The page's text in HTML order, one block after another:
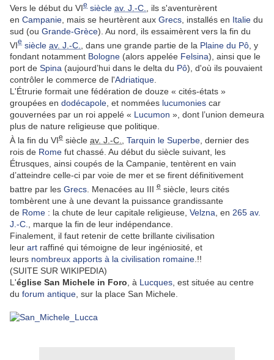
Vers le début du VIe siècle av. J.-C.
, ils s'aventurèrent
en Campanie , mais se heurtèrent aux Grecs , installés en Italie du
sud (ou Grande-Grèce). Au nord, ils essaimèrent vers la fin du
VIe siècle av. J.-C. , dans une grande partie de la Plaine du Pô , y
fondant notamment Bologne (alors appelée Felsina), ainsi que le
port de Spina (aujourd’hui dans le delta du Pô), d'où ils pouvaient
contrôler le commerce de l'Adriatique.
L'Étrurie formait une fédération de douze « cités-états »
groupées en dodécapole, et nommées lucumonies car
gouvernées par un roi appelé « Lucumon », dont l’union demeura
plus de nature religieuse que politique.
À la fin du VIe siècle av. J.-C. Tarquin le Superbe , dernier des
rois de Rome fut chassé. Au début du siècle suivant, les
Étrusques, ainsi coupés de la Campanie, tentèrent en vain
d’atteindre celle-ci par voie de mer et se firent définitivement
battre par les Grecs . Menacées au III e siècle, leurs cités
tombèrent une à une devant la puissance grandissante
de Rome : la chute de leur capitale religieuse, Velzna , en 265 av.
J.-C.
, marque la fin de leur indépendance.
Finalement, il faut retenir de cette brillante civilisation
leur art raffiné qui témoigne de leur ingéniosité, et
leurs nombreux apports à la civilisation romaine .!!
(SUITE SUR WIKIPEDIA)
L'église San Michele in Foro , à Lucques , est située au centre
du forum antique , sur la place San Michele.